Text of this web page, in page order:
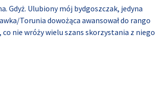
Gdyż. Ulubiony mój bydgoszczak, jedyna
Torunia dowożąca awansował do rango
co nie wróży wielu szans skorzystania z niego